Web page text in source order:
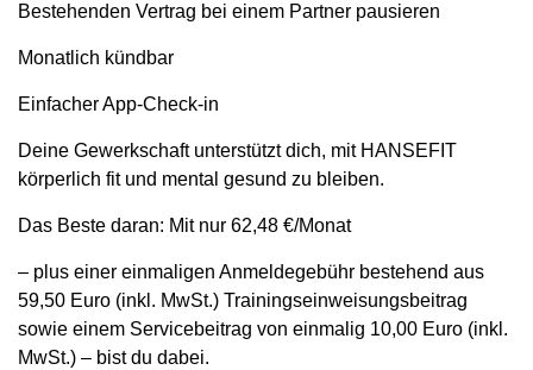
Bestehenden Vertrag bei einem Partner pausieren
Monatlich kündbar
Einfacher App-Check-in
Deine Gewerkschaft unterstützt dich, mit HANSEFIT
körperlich fit und mental gesund zu bleiben.
Das Beste daran: Mit nur 62,48 €/Monat
– plus einer einmaligen Anmeldegebühr bestehend aus
59,50 Euro (inkl. MwSt.) Trainingseinweisungsbeitrag
sowie einem Servicebeitrag von einmalig 10,00 Euro (inkl.
MwSt.) – bist du dabei.